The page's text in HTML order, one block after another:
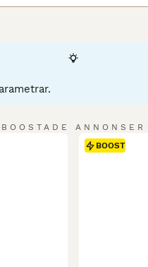
BOOSTADE ANNONSER
BOOST